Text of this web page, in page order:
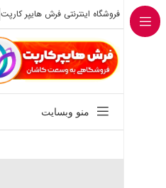
فروشگاه اینترنتی فرش هایپر کارپت
منو وبسایت